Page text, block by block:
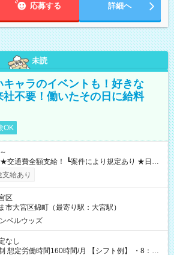
応募する 詳細へ
未読
キャラのイベントも！好きな
不要！働いたその日に給料
OK
あり） ┗働いたその日に現金GET♪ お仕事後はコ
払い分を引き落とせます！ 【試用期間】試
給あり
区
市大宮区錦町（最寄り駅：大宮駅）
ベルウッズ
なし
時間160時間/月 【シフト例】 ・8：00